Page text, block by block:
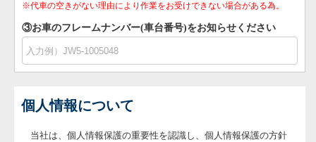
※代車の空きがない理由により作業をお受けできない場合がある為。
③お車のフレームナンバー(車台番号)をお知らせください
個人情報について
当社は、個人情報保護の重要性を認識し、個人情報保護の方針